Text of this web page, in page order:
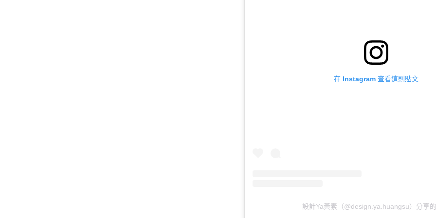
在 Instagram 查看這則貼文
設計Ya黃素（@design.ya.huangsu）分享